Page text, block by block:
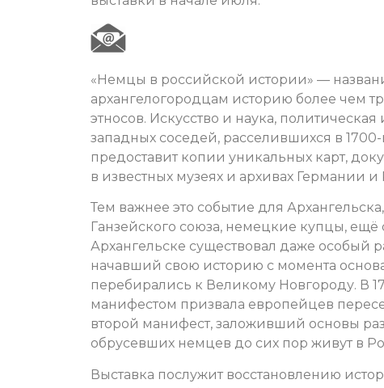
«Немцы в российской истории» —
архангелогородцам историю более чем
этносов. Искусство и наука,
западных соседей, расселившихся в
предоставит копии уникальных карт,
в известных музеях и архивах Германии и
Тем важнее это событие для
Ганзейского союза, немецкие купцы,
Архангельске существовал даже особый
начавший свою историю с момента
перебирались к Великому Новгороду. В
манифестом призвала европейцев
второй манифест, заложивший основы
обрусевших немцев до сих пор живут в
Выставка послужит восстановлению